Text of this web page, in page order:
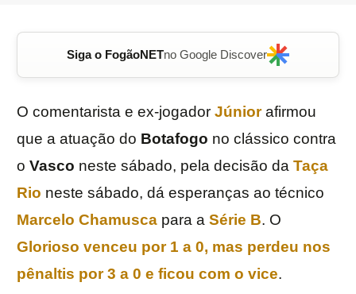
Siga o FogãoNETno Google Discover
O comentarista e ex-jogador Júniorafirmou
que a atuação do Botafogo no clássico contra
o Vasco neste sábado, pela decisão da Taça
Rio neste sábado, dá esperanças ao técnico
Marcelo Chamusca para a Série B. O
Glorioso venceu por 1 a 0, mas perdeu nos
pênaltis por 3 a 0 e ficou com o vice.